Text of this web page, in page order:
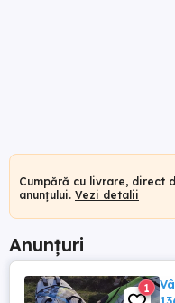
Cumpără cu livrare, direct
anunțului. Vezi detalii
Anunțuri
1